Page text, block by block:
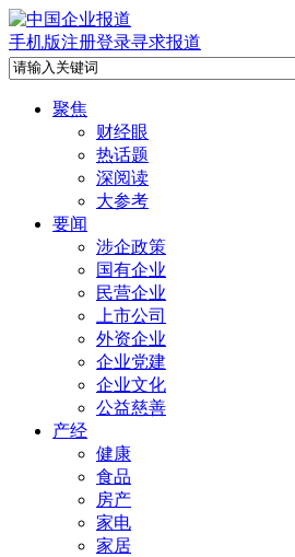
手机版注册登录寻求报道
聚焦
财经眼
热话题
深阅读
大参考
要闻
涉企政策
国有企业
民营企业
上市公司
外资企业
企业党建
企业文化
公益慈善
产经
健康
食品
房产
家电
家居